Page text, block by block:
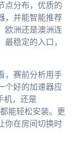
点分布，优质的
，并能智能推荐
欧洲还是澳洲连
稳定的入口，
，赛前分析用手
个好的加速器应
机，还是
能轻松安装。更
你在房间切换时